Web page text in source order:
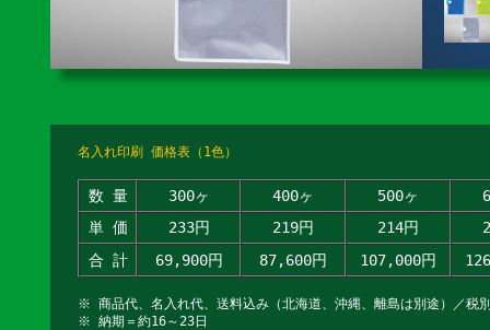
名入れ印刷 価格表（1色）
数 量 300ヶ 400ヶ 500ヶ
単 価
233円 219円 214円
合 計
69,900円 87,600円 107,000円
※ 商品代、名入れ代、送料込み（北海道、沖縄、離島は別途）／税
※ 納期＝約16～23日